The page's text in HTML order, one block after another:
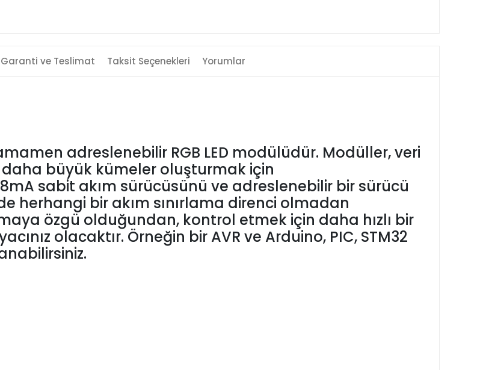
Garanti ve Teslimat Taksit Seçenekleri Yorumlar
adreslenebilir RGB LED modülüdür. Modüller, veri
daha büyük kümeler oluşturmak için
sabit akım sürücüsünü ve adreslenebilir bir sürücü
herhangi bir akım sınırlama direnci olmadan
özgü olduğundan, kontrol etmek için daha hızlı bir
olacaktır. Örneğin bir AVR ve Arduino, PIC, STM32